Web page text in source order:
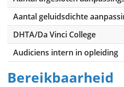
Aantal geluidsdichte
DHTA/Da Vinci College
Audiciens intern in opleiding
Bereikbaarheid